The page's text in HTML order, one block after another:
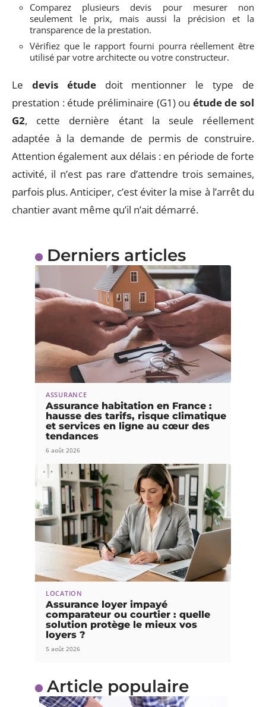
Comparez plusieurs devis pour mesurer non
seulement le prix, mais aussi la précision et la
transparence de la prestation.
Vérifiez que le rapport fourni pourra réellement être
utilisé par votre architecte ou votre constructeur.
Le devis étudedoit mentionner le type de
prestation : étude préliminaire (G1) ou étude de sol
G2, cette dernière étant la seule réellement
adaptée à la demande de permis de construire.
Attention également aux délais : en période de forte
activité, il n’est pas rare d’attendre trois semaines,
parfois plus. Anticiper, c’est éviter la mise à l’arrêt du
chantier avant même qu’il n’ait démarré.
Derniers articles
ASSURANCE
Assurance habitation en France :
hausse des tarifs, risque climatique
et services en ligne au cœur des
tendances
6 août 2026
LOCATION
Assurance loyer impayé
comparateur ou courtier : quelle
solution protège le mieux vos
loyers ?
5 août 2026
Article populaire